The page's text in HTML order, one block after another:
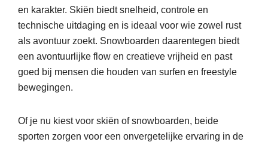
en karakter. Skiën biedt snelheid, controle en
technische uitdaging en is ideaal voor wie zowel rust
als avontuur zoekt. Snowboarden daarentegen biedt
een avontuurlijke flow en creatieve vrijheid en past
goed bij mensen die houden van surfen en freestyle
bewegingen.
Of je nu kiest voor skiën of snowboarden, beide
sporten zorgen voor een onvergetelijke ervaring in de